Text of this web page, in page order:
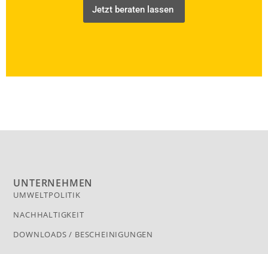
Jetzt beraten lassen
UNTERNEHMEN
UMWELTPOLITIK
NACHHALTIGKEIT
DOWNLOADS / BESCHEINIGUNGEN